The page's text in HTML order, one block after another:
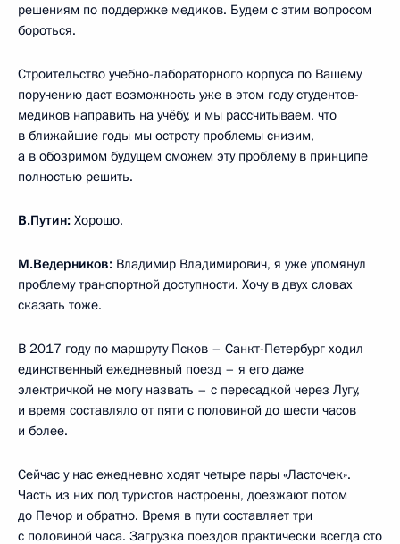
решениям по поддержке медиков. Будем с этим вопросом
бороться.
Строительство учебно-лабораторного корпуса по Вашему
поручению даст возможность уже в этом году студентов-
медиков направить на учёбу, и мы рассчитываем, что
в ближайшие годы мы остроту проблемы снизим,
а в обозримом будущем сможем эту проблему в принципе
полностью решить.
В.Путин: Хорошо.
М.Ведерников: Владимир Владимирович, я уже упомянул
проблему транспортной доступности. Хочу в двух словах
сказать тоже.
В 2017 году по маршруту Псков – Санкт-Петербург ходил
единственный ежедневный поезд – я его даже
электричкой не могу назвать – с пересадкой через Лугу,
и время составляло от пяти с половиной до шести часов
и более.
Сейчас у нас ежедневно ходят четыре пары «Ласточек».
Часть из них под туристов настроены, доезжают потом
до Печор и обратно. Время в пути составляет три
с половиной часа. Загрузка поездов практически всегда сто